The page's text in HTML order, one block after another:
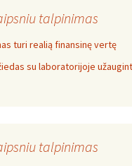
talpinimas
turi realią finansinę vertę
su laboratorijoje
talpinimas